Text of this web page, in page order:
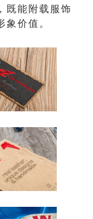
既能附载服饰
象价值。